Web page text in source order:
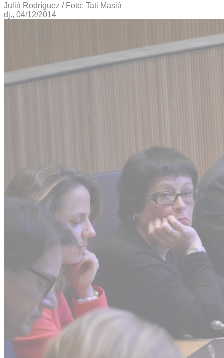
Julià Rodríguez / Foto: Tati Masià
dj., 04/12/2014